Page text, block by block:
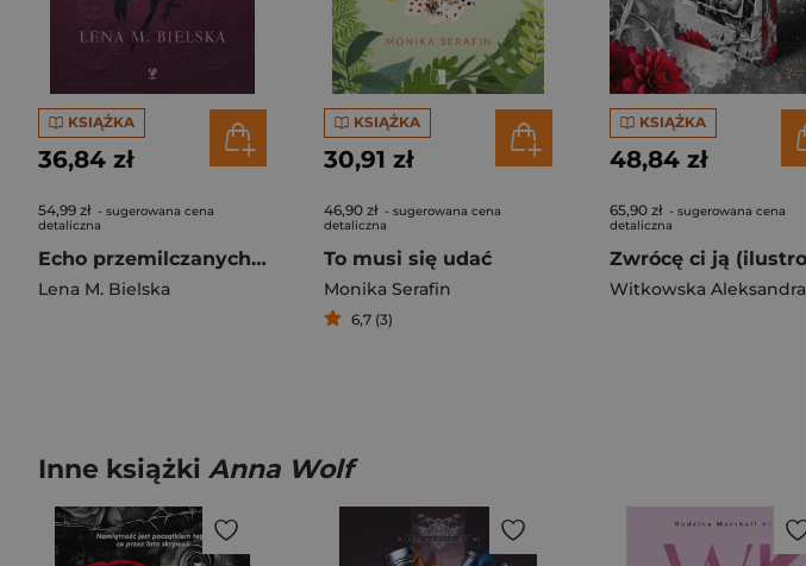
KSIĄŻKA
36,84 zł
54,99 zł - sugerowana cena
detaliczna
Echo przemilczanych słów
Lena M. Bielska
KSIĄŻKA
30,91 zł
46,90 zł - sugerowana cena
detaliczna
To musi się udać
Monika Serafin
6,7 (3)
KSIĄŻKA
48,84 zł
65,90 zł - sugerowana cena
detaliczna
Witkowska Aleksandra
Inne książki Anna Wolf